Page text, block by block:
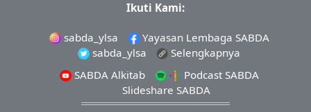
Ikuti Kami:
sabda_ylsa
Yayasan Lembaga SABDA
sabda_ylsa
Selengkapnya
SABDA Alkitab
Podcast SABDA
Slideshare SABDA